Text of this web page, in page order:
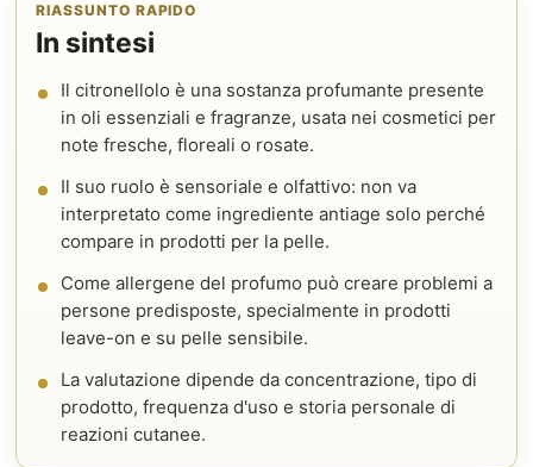
RIASSUNTO RAPIDO
In sintesi
Il citronellolo è una sostanza profumante presente
in oli essenziali e fragranze, usata nei cosmetici per
note fresche, floreali o rosate.
Il suo ruolo è sensoriale e olfattivo: non va
interpretato come ingrediente antiage solo perché
compare in prodotti per la pelle.
Come allergene del profumo può creare problemi a
persone predisposte, specialmente in prodotti
leave-on e su pelle sensibile.
La valutazione dipende da concentrazione, tipo di
prodotto, frequenza d'uso e storia personale di
reazioni cutanee.